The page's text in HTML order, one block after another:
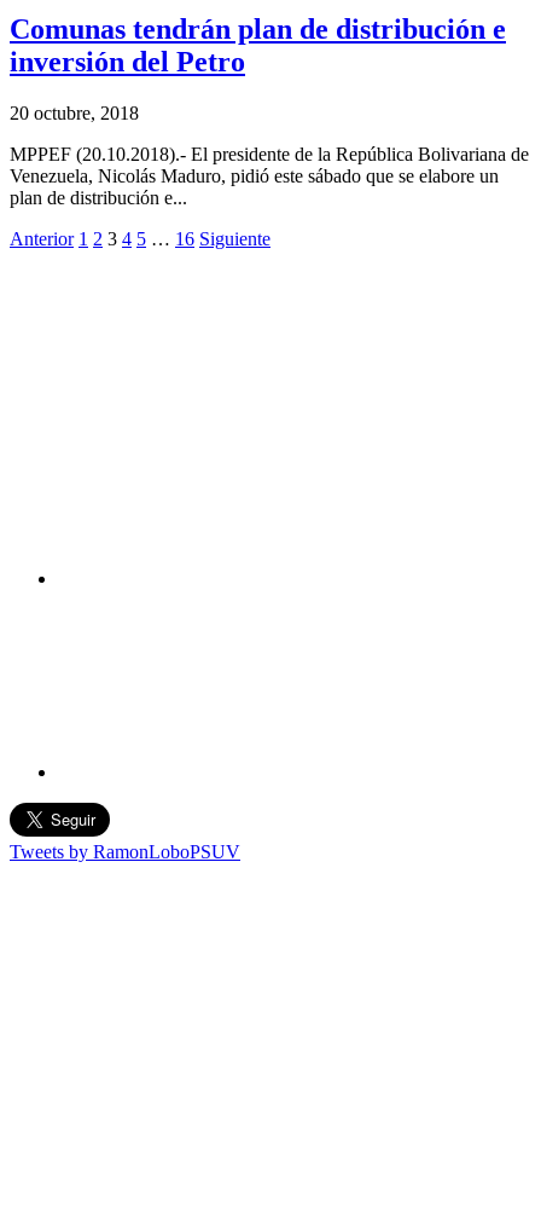
Comunas tendrán plan de distribución e
inversión del Petro
20 octubre, 2018
MPPEF (20.10.2018).- El presidente de la República Bolivariana de
Venezuela, Nicolás Maduro, pidió este sábado que se elabore un
plan de distribución e...
Anterior 1 2 3 4 5 … 16 Siguiente
Tweets by RamonLoboPSUV